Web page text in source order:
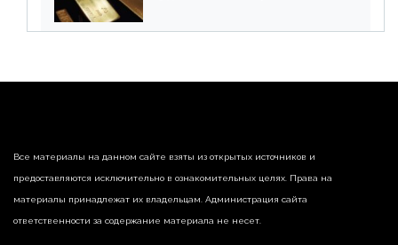
страны
Все материалы на данном сайте взяты из открытых источников и
предоставляются исключительно в ознакомительных целях. Права на
материалы принадлежат их владельцам. Администрация сайта
ответственности за содержание материала не несет.